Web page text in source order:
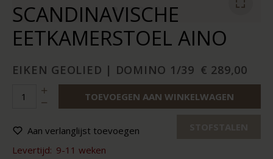
SCANDINAVISCHE
EETKAMERSTOEL AINO
EIKEN GEOLIED | DOMINO 1/39 € 289,00
TOEVOEGEN AAN WINKELWAGEN
Aan verlanglijst toevoegen
Levertijd: 9-11 weken